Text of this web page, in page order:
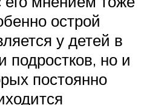
острой
у детей в
подростков, но и
постоянно